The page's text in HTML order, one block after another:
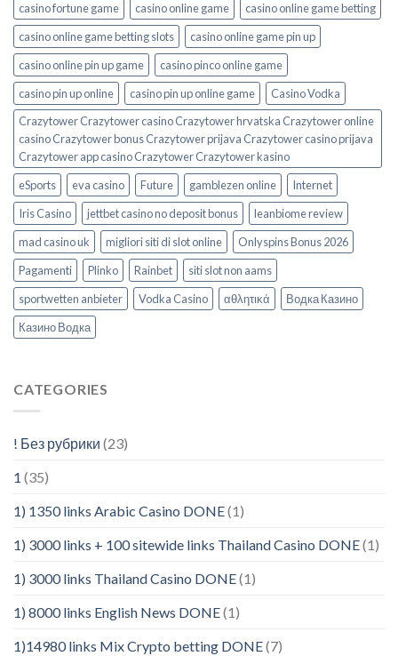
casino fortune game
casino online game
casino online game betting
casino online game betting slots
casino online game pin up
casino online pin up game
casino pinco online game
casino pin up online
casino pin up online game
Casino Vodka
Crazytower Crazytower casino Crazytower hrvatska Crazytower online
casino Crazytower bonus Crazytower prijava Crazytower casino prijava
Crazytower app casino Crazytower Crazytower kasino
eSports
eva casino Future gamblezen online
Internet
Iris Casino
jettbet casino no deposit bonus
leanbiome review
mad casino uk
migliori siti di slot online
Onlyspins Bonus 2026
Pagamenti
Plinko Rainbet
siti slot non aams
sportwetten anbieter
Vodka Casino αθλητικά
Водка Казино
Казино Водка
CATEGORIES
! Без рубрики (23)
1 (35)
1) 1350 links Arabic Casino DONE(1)
1) 3000 links + 100 sitewide links Thailand Casino DONE(1)
1) 3000 links Thailand Casino DONE(1)
1) 8000 links English News DONE(1)
1)14980 links Mix Crypto betting DONE(7)